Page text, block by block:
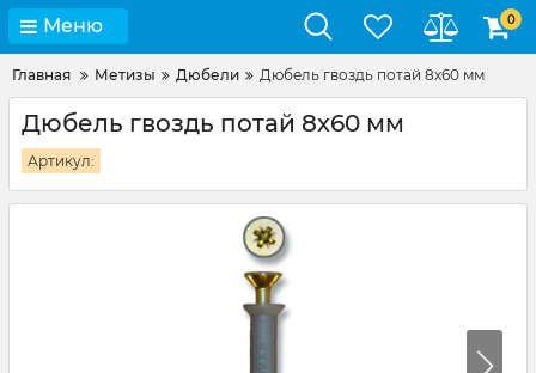
Меню 0
Главная Метизы Дюбели Дюбель гвоздь потай 8х60 мм
Дюбель гвоздь потай 8х60 мм
Артикул: